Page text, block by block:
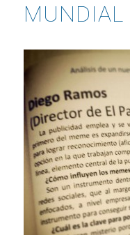
MUNDIAL